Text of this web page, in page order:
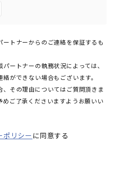
トナーからのご連絡を保証するも
ートナーの執務状況によっては、
ができない場合もございます。
その理由についてはご質問頂きま
めご了承くださいますようお願いい
ポリシー に同意する